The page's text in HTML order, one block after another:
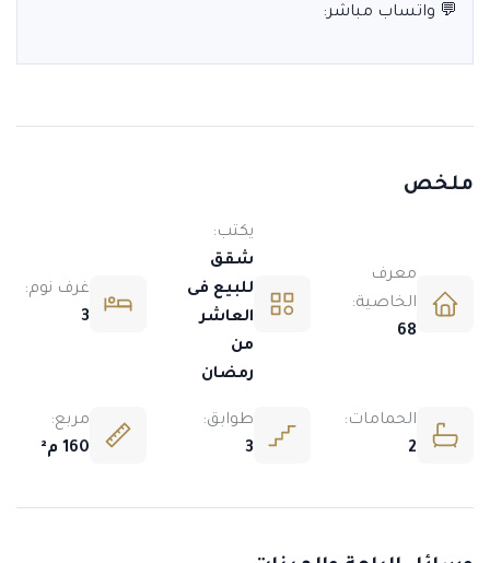
💬 واتساب مباشر:
ملخص
معرف
الخاصية:
68
يكتب:
شقق
للبيع فى
العاشر
من
رمضان
غرف نوم:
3
الحمامات:
2
طوابق:
3
مربع:
160 م²